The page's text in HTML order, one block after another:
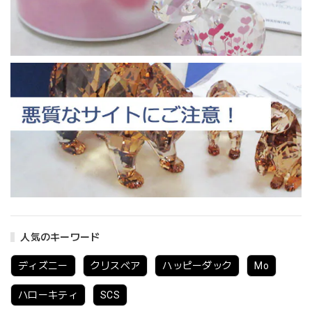
人気のキーワード
ディズニー クリスベア ハッピーダック Mo
ハローキティ SCS